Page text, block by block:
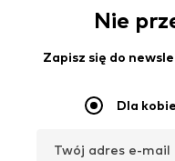
Nie
Zapisz się do
Dla
Twój adres e-mail